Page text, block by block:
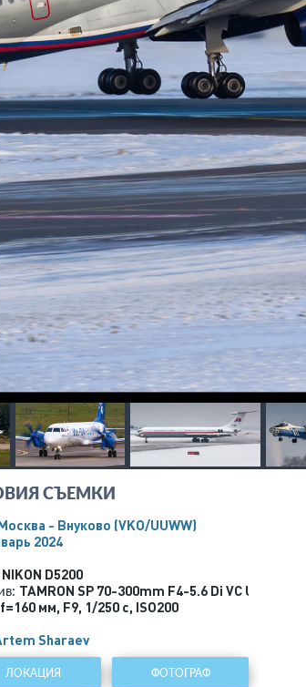
СЪЕМКИ
- Внуково (VKO/UUWW)
2024
NIKON D5200
TAMRON SP 70-300mm F4-5.6 Di VC USD A005N
f=160 мм, F9, 1/250 с, ISO200
Sharaev
ЛОКАЦИЯ ФОТОГРАФ